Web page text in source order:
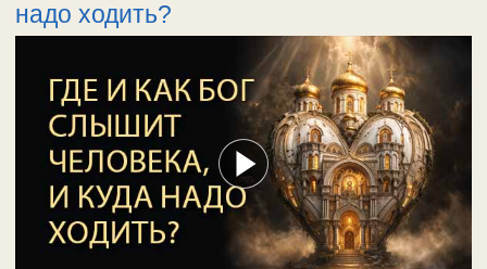
надо ходить?